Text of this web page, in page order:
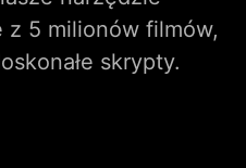
5 milionów filmów,
skrypty.